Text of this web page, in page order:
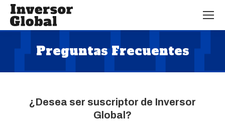
Preguntas Frecuentes
¿Desea ser suscriptor de Inversor
Global?